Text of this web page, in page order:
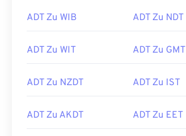
ADT Zu WIB ADT Zu NDT
ADT Zu WIT ADT Zu GMT
ADT Zu NZDT ADT Zu IST
ADT Zu AKDT ADT Zu EET